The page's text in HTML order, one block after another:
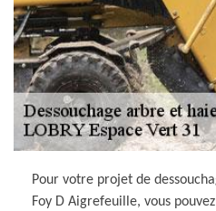
Pour votre projet de
Foy D Aigrefeuille, vous